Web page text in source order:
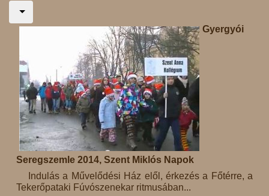
Gyergyói
Seregszemle 2014, Szent Miklós Napok
Indulás a Művelődési Ház elől, érkezés a Főtérre, a
Tekerőpataki Fúvószenekar ritmusában...